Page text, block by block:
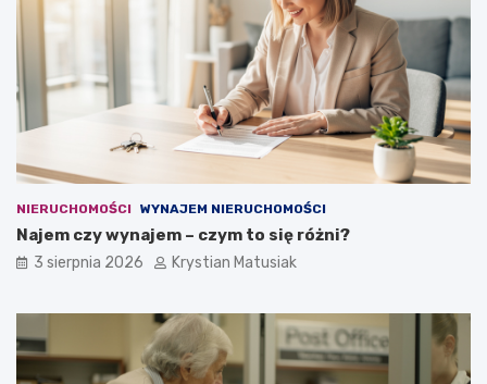
NIERUCHOMOŚCI WYNAJEM NIERUCHOMOŚCI
Najem czy wynajem – czym to się różni?
3 sierpnia 2026 Krystian Matusiak